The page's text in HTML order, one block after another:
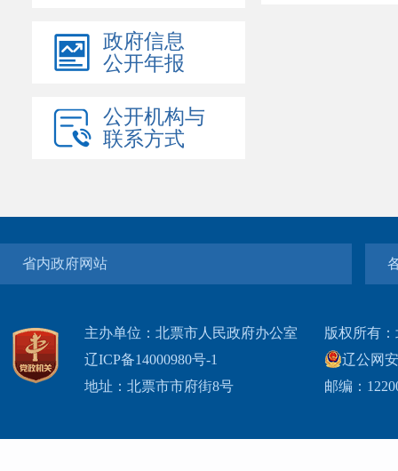
政府信息
公开年报
公开机构与
联系方式
省内政府网站
主办单位：北票市人民政府办公室
辽ICP备14000980号-1
地址：北票市市府街8号
版权所有
辽公网
邮编：